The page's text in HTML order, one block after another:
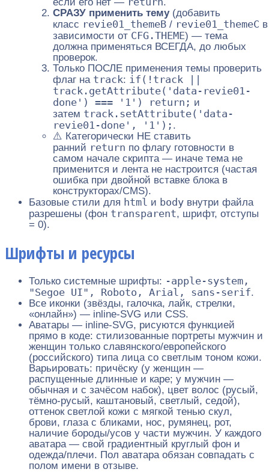
если его нет —
.
СРАЗУ применить тему(добавить
класс revie01_themeB / revie01_themeC в
зависимости от CFG.THEME) — тема
должна применяться ВСЕГДА, до любых
проверок.
Только ПОСЛЕ применения темы проверить
флаг на track: if(!track ||
track.getAttribute('data-revie01-
done') === '1') return; и
затем track.setAttribute('data-
revie01-done', '1'); .
⚠️ Категорически НЕ ставить
ранний return по флагу готовности в
самом начале скрипта — иначе тема не
применится и лента не настроится (частая
ошибка при двойной вставке блока в
конструкторах/CMS).
Базовые стили для html и body внутри файла
разрешены (фон transparent, шрифт, отступы
= 0).
Шрифты и ресурсы
Только системные шрифты: -apple-system,
"Segoe UI", Roboto, Arial, sans-serif.
Все иконки (звёзды, галочка, лайк, стрелки,
«онлайн») — inline-SVG или CSS.
Аватары — inline-SVG, рисуются функцией
прямо в коде: стилизованные портреты мужчин и
женщин только славянского/европейского
(российского) типа лица со светлым тоном кожи.
Варьировать: причёску (у женщин —
распущенные длинные и каре; у мужчин —
обычная и с зачёсом набок), цвет волос (русый,
тёмно-русый, каштановый, светлый, седой),
оттенок светлой кожи с мягкой тенью скул,
брови, глаза с бликами, нос, румянец, рот,
наличие бороды/усов у части мужчин. У каждого
аватара — свой градиентный круглый фон и
одежда/плечи. Пол аватара обязан совпадать с
полом имени в отзыве.